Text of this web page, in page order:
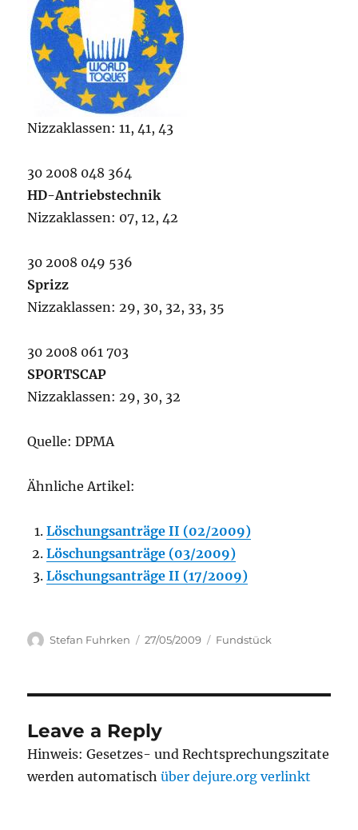
Nizzaklassen: 11, 41, 43
30 2008 048 364
HD-Antriebstechnik
Nizzaklassen: 07, 12, 42
30 2008 049 536
Sprizz
Nizzaklassen: 29, 30, 32, 33, 35
30 2008 061 703
SPORTSCAP
Nizzaklassen: 29, 30, 32
Quelle: DPMA
Ähnliche Artikel:
Löschungsanträge II (02/2009)
Löschungsanträge (03/2009)
Löschungsanträge II (17/2009)
Author
Stefan Fuhrken
Posted
27/05/2009 Categories
Fundstück
Leave a Reply
Hinweis: Gesetzes- und Rechtsprechungszitate
werden automatischüber dejure.org verlinkt